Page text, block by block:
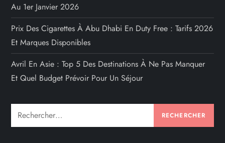
Au 1er Janvier 2026
Prix Des Cigarettes À Abu Dhabi En Duty Free : Tarifs 2026
Et Marques Disponibles
Avril En Asie : Top 5 Des Destinations À Ne Pas Manquer
Et Quel Budget Prévoir Pour Un Séjour
Rechercher :